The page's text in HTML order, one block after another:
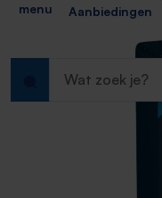
menu Aanbiedingen